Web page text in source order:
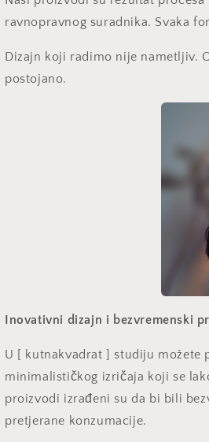
ravnopravnog suradnika. Svaka
Dizajn koji radimo nije nametljiv.
postojano.
Inovativni dizajn i bezvremenski
U [ kutnakvadrat ] studiju možete
minimalističkog izričaja koji se
proizvodi izrađeni su da bi bili
pretjerane konzumacije.